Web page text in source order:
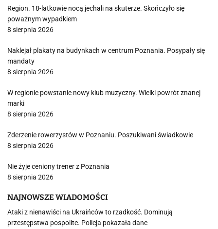
Region. 18-latkowie nocą jechali na skuterze. Skończyło się
poważnym wypadkiem
8 sierpnia 2026
Naklejał plakaty na budynkach w centrum Poznania. Posypały się
mandaty
8 sierpnia 2026
W regionie powstanie nowy klub muzyczny. Wielki powrót znanej
marki
8 sierpnia 2026
Zderzenie rowerzystów w Poznaniu. Poszukiwani świadkowie
8 sierpnia 2026
Nie żyje ceniony trener z Poznania
8 sierpnia 2026
NAJNOWSZE WIADOMOŚCI
Ataki z nienawiści na Ukraińców to rzadkość. Dominują
przestępstwa pospolite. Policja pokazała dane